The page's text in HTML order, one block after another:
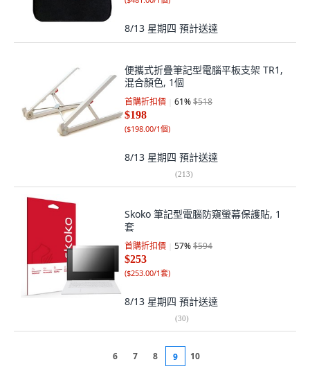
8/13 星期四 預計送達
便攜式折疊筆記型電腦平板支架 TR1,
混合顏色, 1個
首購折扣價 61%$518
$198
($198.00/1個)
8/13 星期四 預計送達
(213)
Skoko 筆記型電腦防窺螢幕保護貼, 1
套
首購折扣價 57%$594
$253
($253.00/1套)
8/13 星期四 預計送達
(30)
6 7 8 9 10